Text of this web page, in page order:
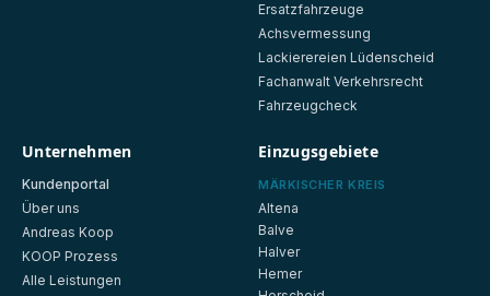
Ersatzfahrzeuge
Achsvermessung
Lackierereien Lüdenscheid
Fachanwalt Verkehrsrecht
Fahrzeugcheck
Unternehmen
Kundenportal
Über uns
Andreas Koop
KOOP Prozess
Alle Leistungen
Einzugsgebiete
MÄRKISCHER KREIS
Altena
Balve
Halver
Hemer